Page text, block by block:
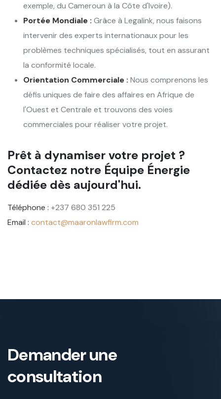
exemple, du Cameroun à la Côte d'Ivoire).
Portée Mondiale : Grâce à Legalink, nous faisons
intervenir des experts internationaux pour les
problèmes techniques spécialisés, tout en assurant
la conformité locale.
Orientation Commerciale : Nous comprenons les
défis uniques de faire des affaires en Afrique de
l'Ouest et Centrale et trouvons des voies
commerciales pour réaliser votre projet.
Prêt à dynamiser votre projet ?
Contactez notre Équipe Énergie
dédiée dès aujourd'hui.
Téléphone : +237 680 351 225
Email : contact@maaronlawfirm.com
Demander une
consultation